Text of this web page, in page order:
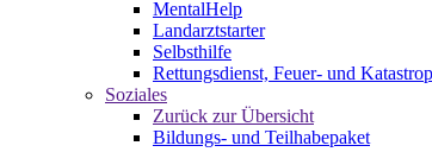
MentalHelp
Landarztstarter
Selbsthilfe
Rettungsdienst, Feuer- und
Soziales
Zurück zur Übersicht
Bildungs- und Teilhabepaket